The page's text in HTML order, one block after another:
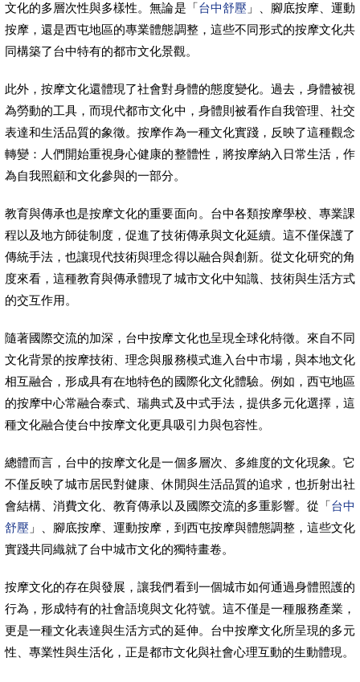
文化的多層次性與多樣性。無論是「台中舒壓 」、腳底按摩、運動
按摩，還是西屯地區的專業體態調整，這些不同形式的按摩文化共
同構築了台中特有的都市文化景觀。
此外，按摩文化還體現了社會對身體的態度變化。過去，身體被視
為勞動的工具，而現代都市文化中，身體則被看作自我管理、社交
表達和生活品質的象徵。按摩作為一種文化實踐，反映了這種觀念
轉變：人們開始重視身心健康的整體性，將按摩納入日常生活，作
為自我照顧和文化參與的一部分。
教育與傳承也是按摩文化的重要面向。台中各類按摩學校、專業課
程以及地方師徒制度，促進了技術傳承與文化延續。這不僅保護了
傳統手法，也讓現代技術與理念得以融合與創新。從文化研究的角
度來看，這種教育與傳承體現了城市文化中知識、技術與生活方式
的交互作用。
隨著國際交流的加深，台中按摩文化也呈現全球化特徵。來自不同
文化背景的按摩技術、理念與服務模式進入台中市場，與本地文化
相互融合，形成具有在地特色的國際化文化體驗。例如，西屯地區
的按摩中心常融合泰式、瑞典式及中式手法，提供多元化選擇，這
種文化融合使台中按摩文化更具吸引力與包容性。
總體而言，台中的按摩文化是一個多層次、多維度的文化現象。它
不僅反映了城市居民對健康、休閒與生活品質的追求，也折射出社
會結構、消費文化、教育傳承以及國際交流的多重影響。從「台中
舒壓 」、腳底按摩、運動按摩，到西屯按摩與體態調整，這些文化
實踐共同織就了台中城市文化的獨特畫卷。
按摩文化的存在與發展，讓我們看到一個城市如何通過身體照護的
行為，形成特有的社會語境與文化符號。這不僅是一種服務產業，
更是一種文化表達與生活方式的延伸。台中按摩文化所呈現的多元
性、專業性與生活化，正是都市文化與社會心理互動的生動體現。